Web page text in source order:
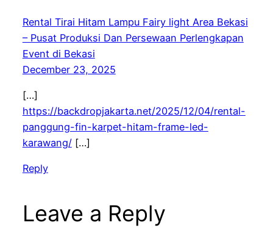
Rental Tirai Hitam Lampu Fairy light Area Bekasi
– Pusat Produksi Dan Persewaan Perlengkapan
Event di Bekasi
December 23, 2025
[…]
https://backdropjakarta.net/2025/12/04/rental-
panggung-fin-karpet-hitam-frame-led-
karawang/[…]
Reply
Leave a Reply